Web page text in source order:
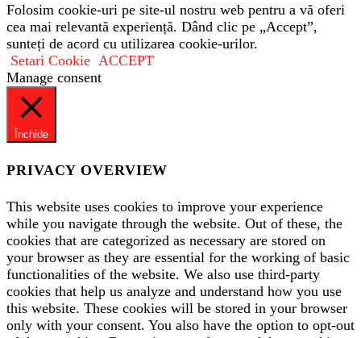
Folosim cookie-uri pe site-ul nostru web pentru a vă oferi
cea mai relevantă experiență. Dând clic pe „Accept”,
sunteți de acord cu utilizarea cookie-urilor.
Setari Cookie ACCEPT
Manage consent
Închide
PRIVACY OVERVIEW
This website uses cookies to improve your experience
while you navigate through the website. Out of these, the
cookies that are categorized as necessary are stored on
your browser as they are essential for the working of basic
functionalities of the website. We also use third-party
cookies that help us analyze and understand how you use
this website. These cookies will be stored in your browser
only with your consent. You also have the option to opt-out